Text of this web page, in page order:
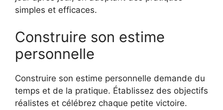
simples et efficaces.
Construire son estime
personnelle
Construire son estime personnelle demande du
temps et de la pratique. Établissez des objectifs
réalistes et célébrez chaque petite victoire.